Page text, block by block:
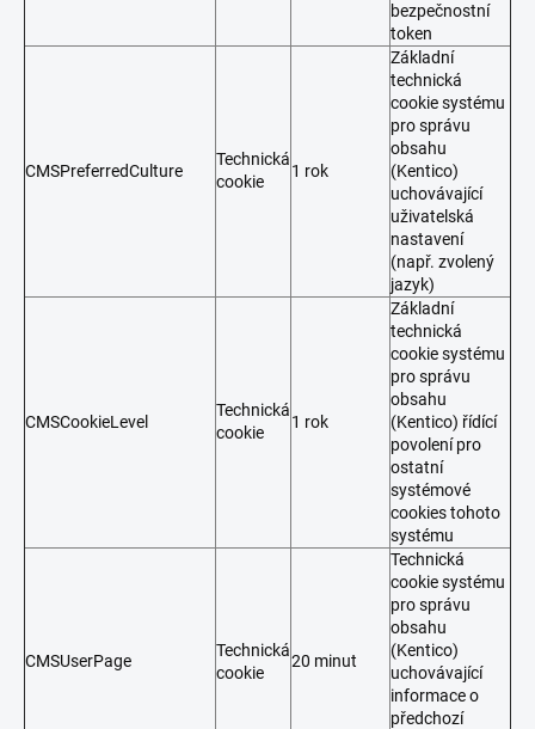
bezpečnostní
token
CMSPreferredCulture
Technická
cookie
1 rok
Základní
technická
cookie systému
pro správu
obsahu
(Kentico)
uchovávající
uživatelská
nastavení
(např. zvolený
jazyk)
CMSCookieLevel
Technická
cookie
1 rok
Základní
technická
cookie systému
pro správu
obsahu
(Kentico) řídící
povolení pro
ostatní
systémové
cookies tohoto
systému
CMSUserPage
Technická
cookie
20 minut
Technická
cookie systému
pro správu
obsahu
(Kentico)
uchovávající
informace o
předchozí